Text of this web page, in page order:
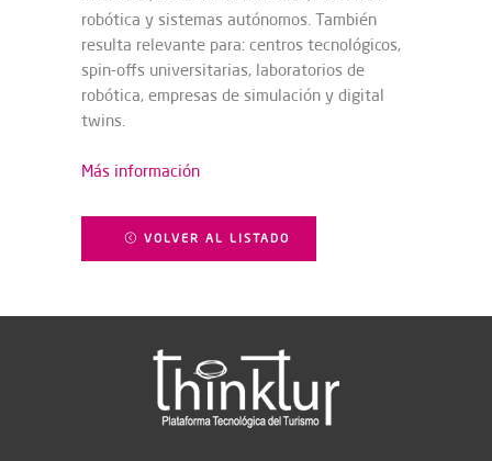
robótica y sistemas autónomos. También
resulta relevante para: centros tecnológicos,
spin-offs universitarias, laboratorios de
robótica, empresas de simulación y digital
twins.
Más información
VOLVER AL LISTADO